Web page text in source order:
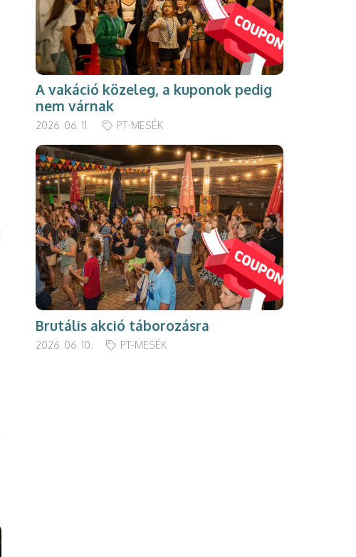
A vakáció közeleg, a kuponok pedig
nem várnak
2026. 06. 11. PT-MESÉK
Brutális akció táborozásra
2026. 06. 10. PT-MESÉK